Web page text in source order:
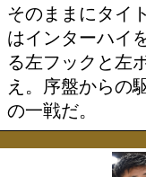
投票
特集